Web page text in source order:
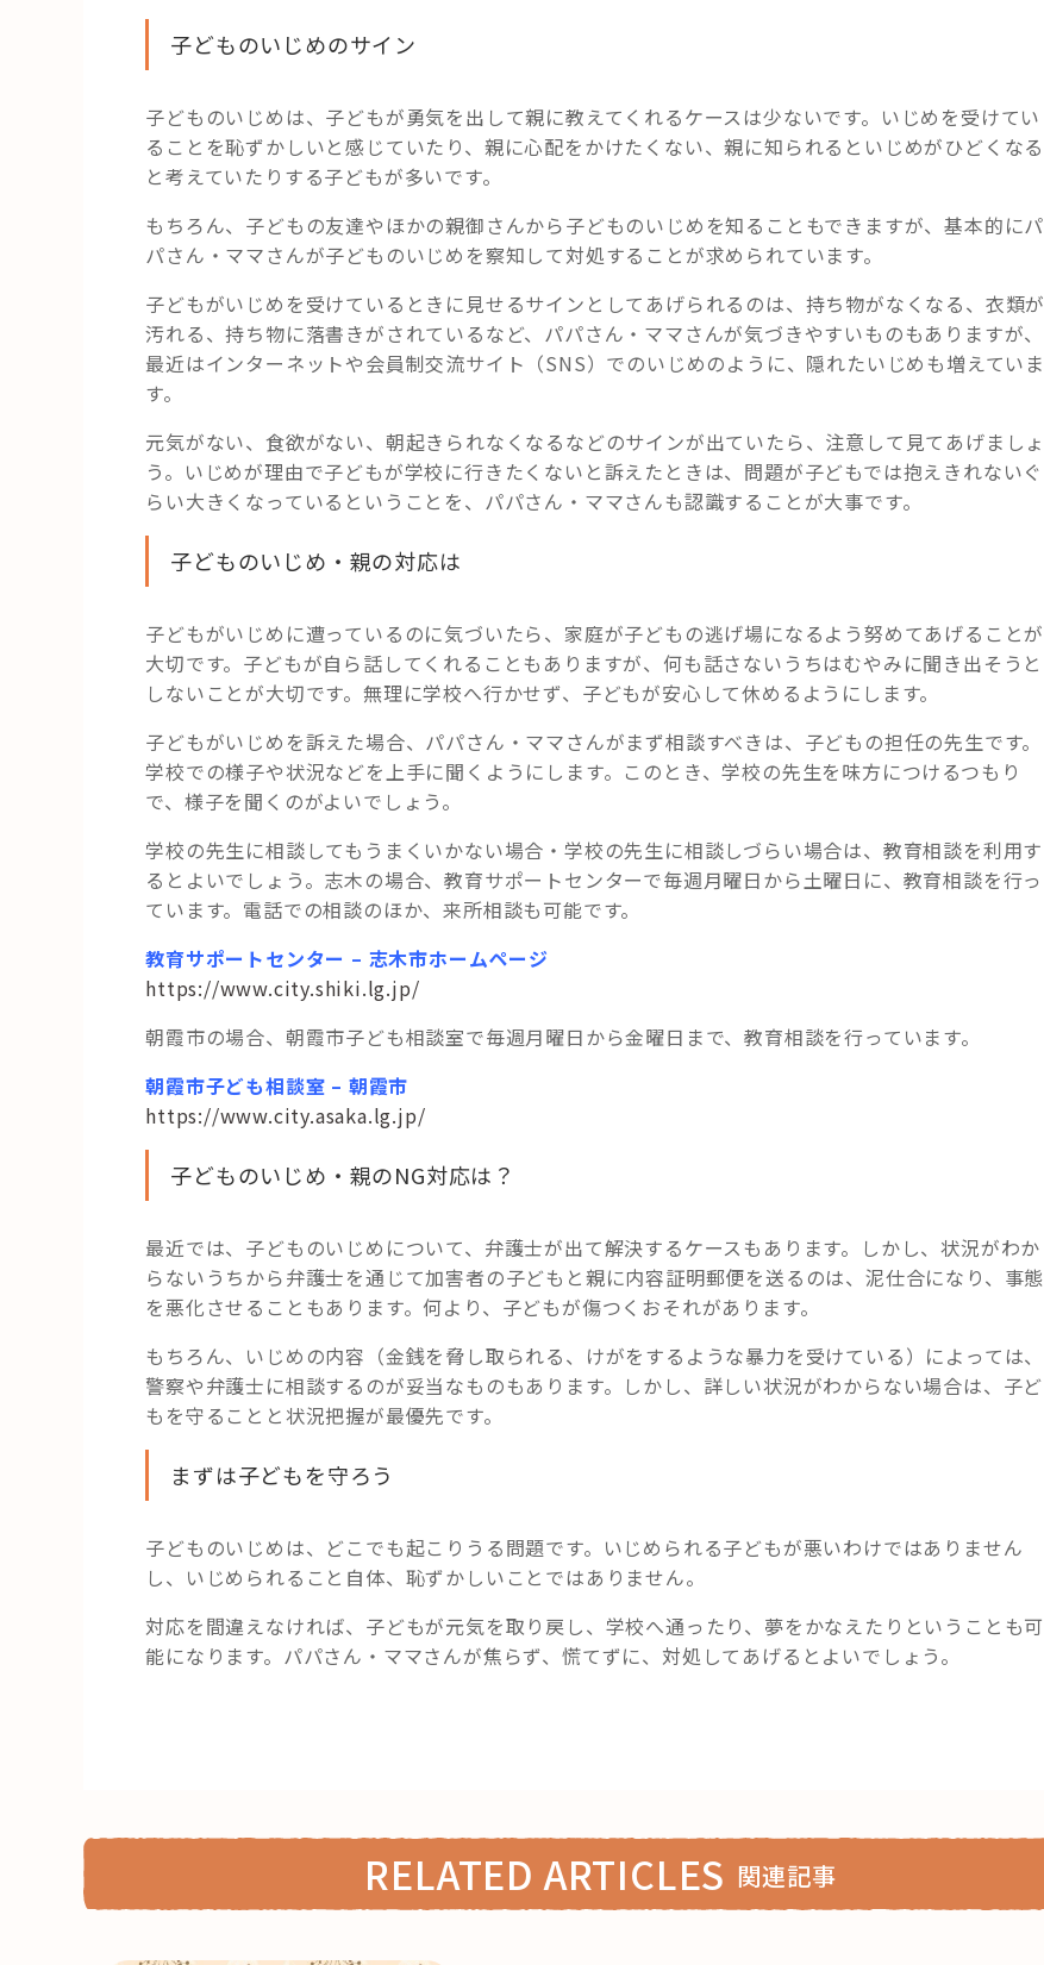
子どものいじめのサイン
子どものいじめは、子どもが勇気を出して親に教えてくれるケースは少ないです。いじめを受けてい
ることを恥ずかしいと感じていたり、親に心配をかけたくない、親に知られるといじめがひどくなる
と考えていたりする子どもが多いです。
もちろん、子どもの友達やほかの親御さんから子どものいじめを知ることもできますが、基本的にパ
パさん・ママさんが子どものいじめを察知して対処することが求められています。
子どもがいじめを受けているときに見せるサインとしてあげられるのは、持ち物がなくなる、衣類が
汚れる、持ち物に落書きがされているなど、パパさん・ママさんが気づきやすいものもありますが、
最近はインターネットや会員制交流サイト（SNS）でのいじめのように、隠れたいじめも増えていま
す。
元気がない、食欲がない、朝起きられなくなるなどのサインが出ていたら、注意して見てあげましょ
う。いじめが理由で子どもが学校に行きたくないと訴えたときは、問題が子どもでは抱えきれないぐ
らい大きくなっているということを、パパさん・ママさんも認識することが大事です。
子どものいじめ・親の対応は
子どもがいじめに遭っているのに気づいたら、家庭が子どもの逃げ場になるよう努めてあげることが
大切です。子どもが自ら話してくれることもありますが、何も話さないうちはむやみに聞き出そうと
しないことが大切です。無理に学校へ行かせず、子どもが安心して休めるようにします。
子どもがいじめを訴えた場合、パパさん・ママさんがまず相談すべきは、子どもの担任の先生です。
学校での様子や状況などを上手に聞くようにします。このとき、学校の先生を味方につけるつもり
で、様子を聞くのがよいでしょう。
学校の先生に相談してもうまくいかない場合・学校の先生に相談しづらい場合は、教育相談を利用す
るとよいでしょう。志木の場合、教育サポートセンターで毎週月曜日から土曜日に、教育相談を行っ
ています。電話での相談のほか、来所相談も可能です。
教育サポートセンター – 志木市ホームページ
https://www.city.shiki.lg.jp/
朝霞市の場合、朝霞市子ども相談室で毎週月曜日から金曜日まで、教育相談を行っています。
朝霞市子ども相談室 – 朝霞市
https://www.city.asaka.lg.jp/
子どものいじめ・親のNG対応は？
最近では、子どものいじめについて、弁護士が出て解決するケースもあります。しかし、状況がわか
らないうちから弁護士を通じて加害者の子どもと親に内容証明郵便を送るのは、泥仕合になり、事態
を悪化させることもあります。何より、子どもが傷つくおそれがあります。
もちろん、いじめの内容（金銭を脅し取られる、けがをするような暴力を受けている）によっては、
警察や弁護士に相談するのが妥当なものもあります。しかし、詳しい状況がわからない場合は、子ど
もを守ることと状況把握が最優先です。
まずは子どもを守ろう
子どものいじめは、どこでも起こりうる問題です。いじめられる子どもが悪いわけではありません
し、いじめられること自体、恥ずかしいことではありません。
対応を間違えなければ、子どもが元気を取り戻し、学校へ通ったり、夢をかなえたりということも可
能になります。パパさん・ママさんが焦らず、慌てずに、対処してあげるとよいでしょう。
RELATED ARTICLES 関連記事